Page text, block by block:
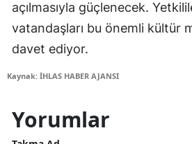
açılmasıyla güçlenecek.
vatandaşları bu önemli kültür
davet ediyor.
Kaynak: İHLAS HABER AJANSI
Yorumlar